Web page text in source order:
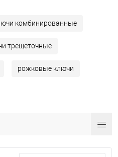
комбинированные
трещеточные
рожковые ключи